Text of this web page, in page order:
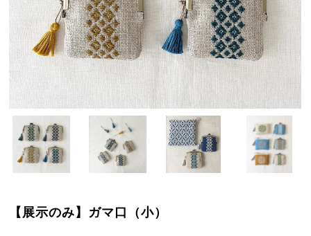
【展示のみ】ガマ口（小）